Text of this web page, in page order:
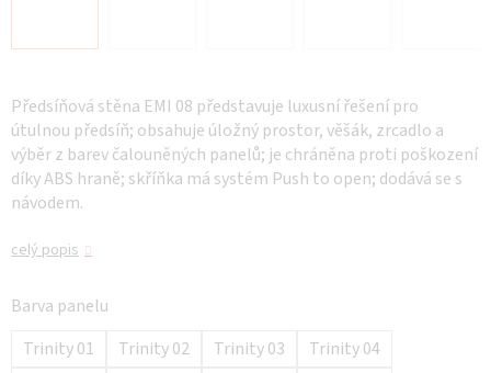
Předsíňová stěna EMI 08 představuje luxusní řešení pro
útulnou předsíň; obsahuje úložný prostor, věšák, zrcadlo a
výběr z barev čalouněných panelů; je chráněna proti poškození
díky ABS hraně; skříňka má systém Push to open; dodává se s
návodem.
celý popis
Barva panelu
Trinity 01
Trinity 02 Trinity 03
Trinity 04